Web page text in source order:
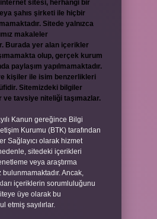
sitesi, herhangi bir
şahıs şirketi ile hiçbir
Sitede yalnızca
makaleler
Burada yer alan içerikler
olup, gerçek kurum
paylaşım yapılmamaktadır.
kişiler ile isim benzerlikleri
Sitemizdeki bilgiler
ve tavsiye niteliği taşımazlar.
Kanun gereğince Bilgi
Kurumu (BTK) tarafından
Sağlayıcı olarak hizmet
sitedeki içerikleri
veya araştırma
Ancak,
içeriklerin sorumluluğunu
üye olarak bu
etmiş sayılırlar.